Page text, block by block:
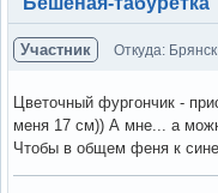
Участник Откуда: Брянск
Цветочный фургончик -
меня 17 см)) А мне... а
Чтобы в общем феня к